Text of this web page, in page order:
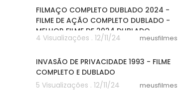
FILMAÇO COMPLETO DUBLADO 2024 -
FILME DE AÇÃO COMPLETO DUBLADO -
MELHOR FILME DE 2024 DUBLADO
4 Visualizações . 12/11/24 meusfilmes
INVASÃO DE PRIVACIDADE 1993 - FILME
COMPLETO E DUBLADO
5 Visualizações . 12/11/24
meusfilmes